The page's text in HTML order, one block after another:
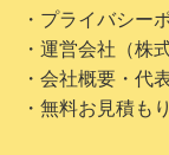
・プライバシー
・運営会社（株
・会社概要・代
・無料お見積も